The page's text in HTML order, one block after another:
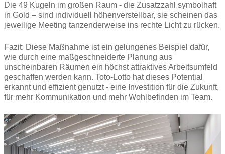
Die 49 Kugeln im großen Raum - die Zusatzzahl symbolhaft
in Gold – sind individuell höhenverstellbar, sie scheinen das
jeweilige Meeting tanzenderweise ins rechte Licht zu rücken.
Fazit: Diese Maßnahme ist ein gelungenes Beispiel dafür,
wie durch eine maßgeschneiderte Planung aus
unscheinbaren Räumen ein höchst attraktives Arbeitsumfeld
geschaffen werden kann. Toto-Lotto hat dieses Potential
erkannt und effizient genutzt - eine Investition für die Zukunft,
für mehr Kommunikation und mehr Wohlbefinden im Team.